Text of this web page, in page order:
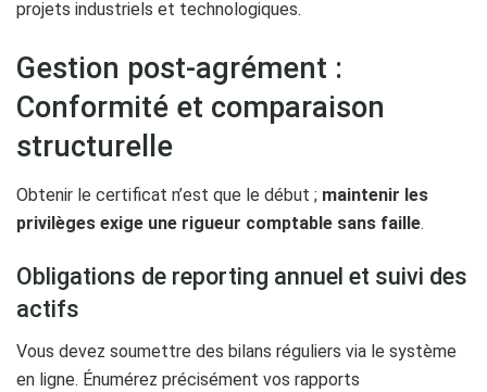
projets industriels et technologiques.
Gestion post-agrément :
Conformité et comparaison
structurelle
Obtenir le certificat n’est que le début ; maintenir les
privilèges exige une rigueur comptable sans faille.
Obligations de reporting annuel et suivi des
actifs
Vous devez soumettre des bilans réguliers via le système
en ligne. Énumérez précisément vos rapports